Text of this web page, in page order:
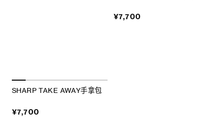
SHARP TAKE AWAY手拿包
¥7,700
¥7,700